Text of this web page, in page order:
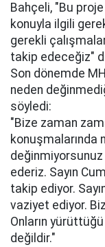
Bahçeli, "Bu
konuyla ilgili
gerekli
takip edeceğiz"
Son dönemde
neden
söyledi:
"Bize zaman
konuşmalarında
değinmiyorsunuz
ederiz. Sayın
takip ediyor.
vaziyet ediyor.
Onların
değildir."